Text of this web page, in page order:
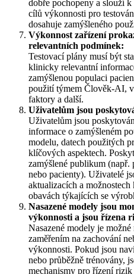
dobře pochopeny a slouží
cílů výkonnosti pro
dosahuje zamýšleného
Výkonnost zařízení
relevantních podmínek:
Testovací plány musí být
klinicky relevantní
zamýšlenou populaci
použití týmem Člověk-AI,
faktory a další.
Uživatelům jsou
Uživatelům jsou
informace o zamýšleném
modelu, datech použitých
klíčových aspektech.
zamýšlené publikum (např.
nebo pacienty). Uživatelé
aktualizacích a
obavách týkajících se
Nasazené modely jsou
výkonnosti a jsou řízena
Nasazené modely je
zaměřením na zachování
výkonnosti. Pokud jsou
nebo průběžně trénovány,
mechanismy pro řízení